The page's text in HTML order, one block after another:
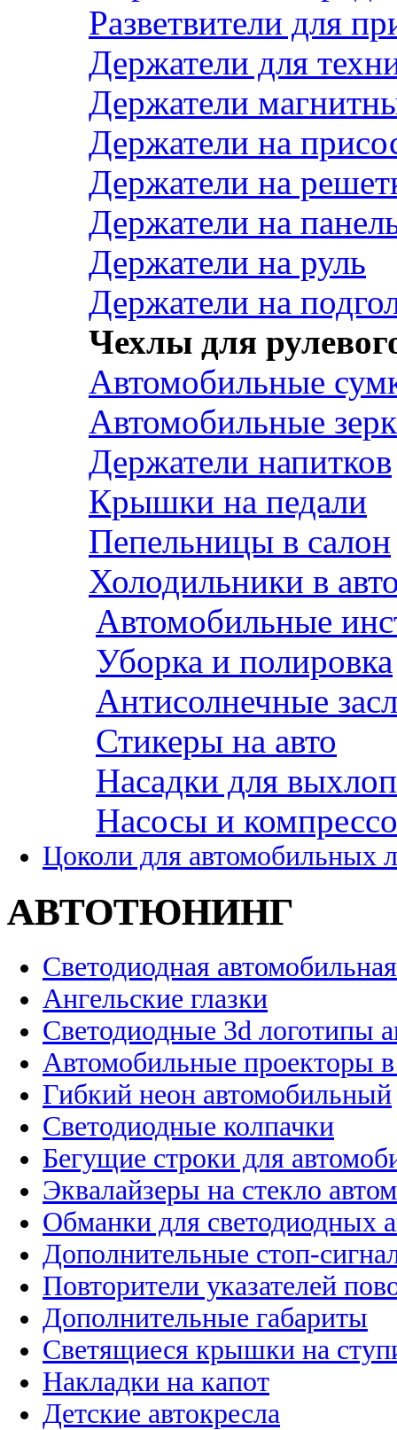
Разветвители для
Держатели для
Держатели
Держатели на
Держатели на
Держатели на
Держатели на руль
Держатели на
Чехлы для
Автомобильные
Автомобильные
Держатели напитков
Крышки на педали
Пепельницы в салон
Холодильники в
Автомобильные
Уборка и полировка
Антисолнечные
Стикеры на авто
Насадки для
Насосы и
Цоколи для автомобильных
АВТОТЮНИНГ
Светодиодная
Ангельские глазки
Светодиодные 3d логотипы
Автомобильные проекторы
Гибкий неон автомобильный
Светодиодные колпачки
Бегущие строки для
Эквалайзеры на стекло
Обманки для светодиодных
Дополнительные стоп-
Повторители указателей
Дополнительные габариты
Светящиеся крышки на
Накладки на капот
Детские автокресла